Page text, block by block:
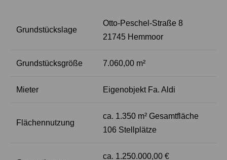
Grundstückslage
Otto-Peschel-Straße 8
21745 Hemmoor
Grundstücksgröße 7.060,00 m²
Mieter Eigenobjekt Fa. Aldi
Flächennutzung
ca. 1.350 m² Gesamtfläche
106 Stellplätze
ca. 1.250.000,00 €